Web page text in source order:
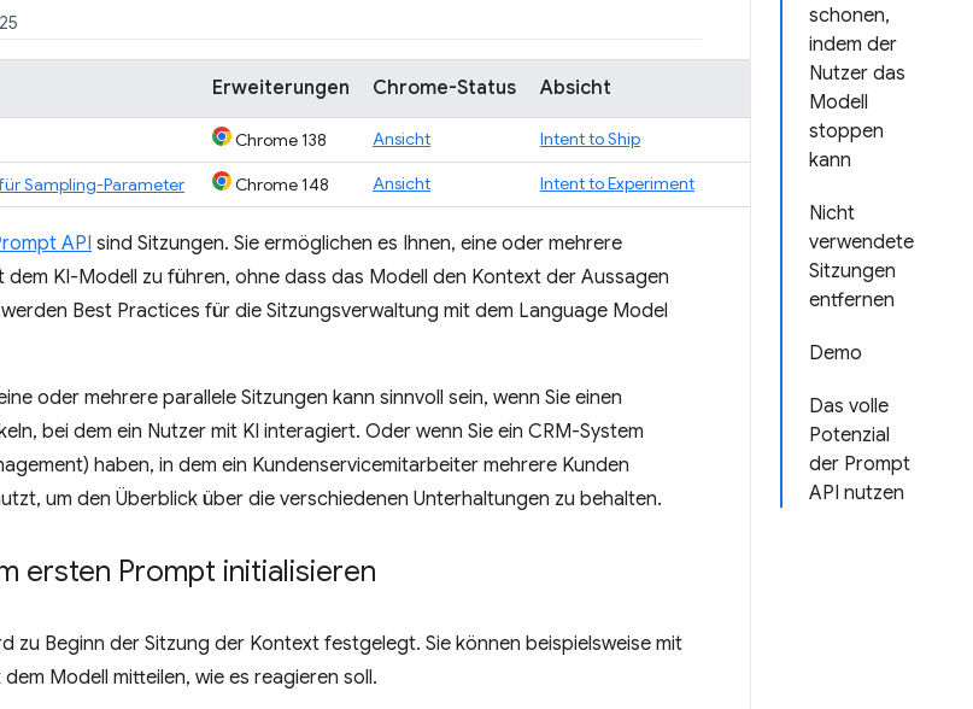
schonen,
indem der
Nutzer das
Modell
stoppen
kann
Nicht
verwendete
Sitzungen
entfernen
Demo
Das volle
Potenzial
der Prompt
API nutzen
Erweiterungen Chrome-Status Absicht
Chrome 138 Ansicht Intent to Ship
Sampling-Parameter Chrome 148 Ansicht Intent to Experiment
API sind Sitzungen. Sie ermöglichen es Ihnen, eine oder mehrere
KI-Modell zu führen, ohne dass das Modell den Kontext der Aussagen
Best Practices für die Sitzungsverwaltung mit dem Language Model
oder mehrere parallele Sitzungen kann sinnvoll sein, wenn Sie einen
bei dem ein Nutzer mit KI interagiert. Oder wenn Sie ein CRM-System
haben, in dem ein Kundenservicemitarbeiter mehrere Kunden
um den Überblick über die verschiedenen Unterhaltungen zu behalten.
ersten Prompt initialisieren
zu Beginn der Sitzung der Kontext festgelegt. Sie können beispielsweise mit
Modell mitteilen, wie es reagieren soll.